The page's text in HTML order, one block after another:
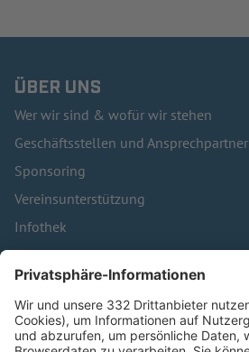
ÜBER UNS
Wer wir sind & wofür wir stehen
Geschäftsstellen und Ansprechpartner
Sponsoring
Vereinsunterstützung
Infothek
Kontakt
HÄUFIG BESUCHTE SEITEN
Pässe und Vereinswechsel